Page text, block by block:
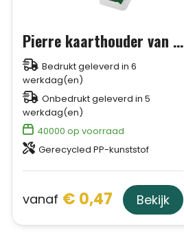
Pierre kaarthouder van gerecycled plastic
Bedrukt geleverd in 6
werkdag(en)
Onbedrukt geleverd in 5
werkdag(en)
40000 op voorraad
Gerecycled PP-kunststof
vanaf € 0,47 Bekijk